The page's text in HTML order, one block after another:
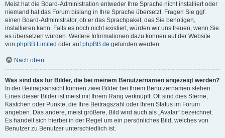
Meist hat die Board-Administration entweder Ihre Sprache nicht installiert oder
niemand hat das Forum bislang in Ihre Sprache übersetzt. Fragen Sie ggf.
einen Board-Administrator, ob er das Sprachpaket, das Sie benötigen,
installieren kann. Falls es noch nicht existiert, würden wir uns freuen, wenn Sie
es übersetzen würden. Weitere Informationen dazu können auf der Website
von phpBB Limited oder aufphpBB.de gefunden werden.
Nach oben
Was sind das für Bilder, die bei meinem Benutzernamen angezeigt werden?
In der Beitragsansicht können zwei Bilder bei Ihrem Benutzernamen stehen.
Eines dieser Bilder ist meist mit Ihrem Rang verknüpft: Oft sind dies Sterne,
Kästchen oder Punkte, die Ihre Beitragszahl oder Ihren Status im Forum
angeben. Das andere, meist größere, Bild wird auch als „Avatar“ bezeichnet.
Es handelt sich hierbei in der Regel um ein persönliches Bild, welches von
Benutzer zu Benutzer unterschiedlich ist.